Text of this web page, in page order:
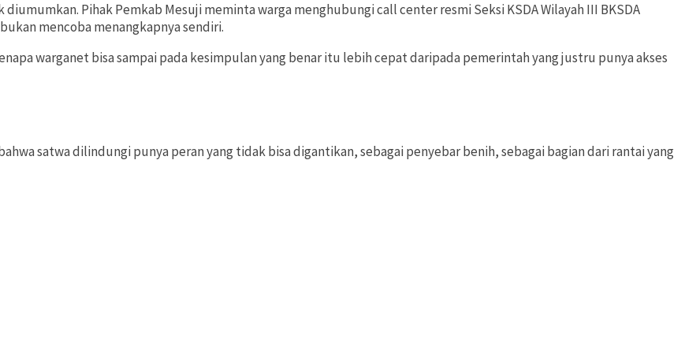
Pihak Pemkab Mesuji meminta warga menghubungi call center resmi Seksi KSDA Wilayah III BKSDA
mencoba menangkapnya sendiri.
warganet bisa sampai pada kesimpulan yang benar itu lebih cepat daripada pemerintah yang justru punya akses
satwa dilindungi punya peran yang tidak bisa digantikan, sebagai penyebar benih, sebagai bagian dari rantai yang